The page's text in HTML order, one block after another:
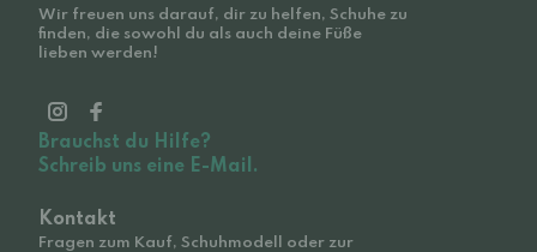
Wir freuen uns darauf, dir zu helfen, Schuhe zu
finden, die sowohl du als auch deine Füße
lieben werden!
Brauchst du Hilfe?
Schreib uns eine E-Mail.
Kontakt
Fragen zum Kauf, Schuhmodell oder zur